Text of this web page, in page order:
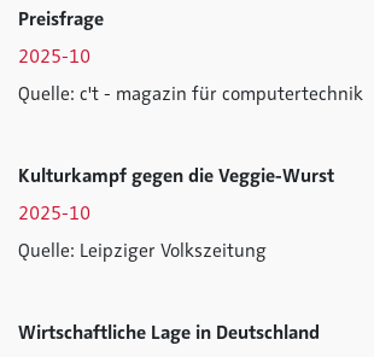
Preisfrage
2025-10
Quelle: c't - magazin für computertechnik
Kulturkampf gegen die Veggie-Wurst
2025-10
Quelle: Leipziger Volkszeitung
Wirtschaftliche Lage in Deutschland